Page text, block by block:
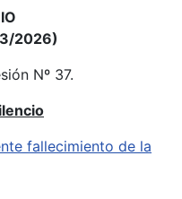
2026)
Nº 37.
fallecimiento de la